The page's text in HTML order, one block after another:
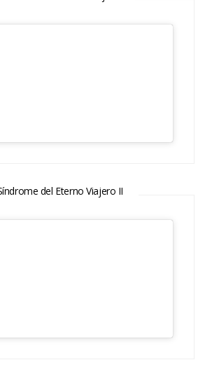
del Eterno Viajero II